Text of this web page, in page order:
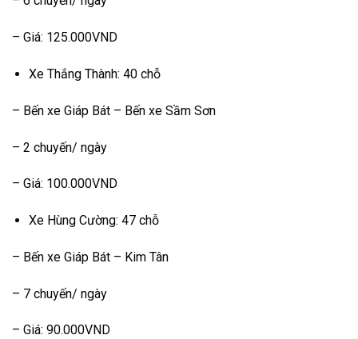
– Giá: 125.000VND
Xe Thắng Thành: 40 chỗ
– Bến xe Giáp Bát – Bến xe Sầm Sơn
– 2 chuyến/ ngày
– Giá: 100.000VND
Xe Hùng Cường: 47 chỗ
– Bến xe Giáp Bát – Kim Tân
– 7 chuyến/ ngày
– Giá: 90.000VND